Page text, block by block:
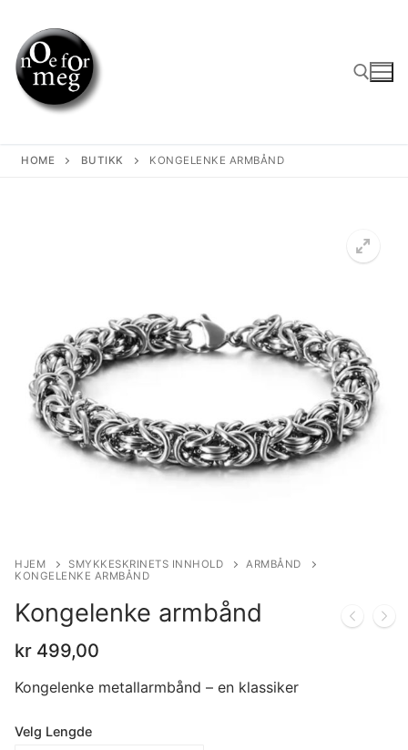
content
HOME BUTIKK KONGELENKE ARMBÅND
HJEM SMYKKESKRINETS INNHOLD
ARMBÅND
KONGELENKE ARMBÅND
Kongelenke armbånd
kr 499,00
Kongelenke metallarmbånd – en klassiker
Velg Lengde